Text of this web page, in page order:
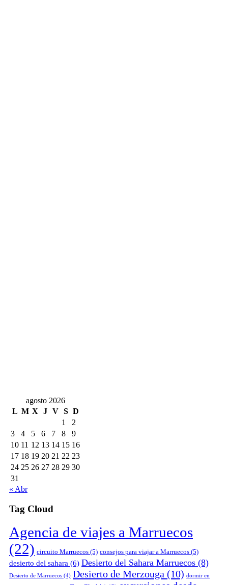
agosto 2026
L M X J V S D
1
2
3
4 5 6 7 8
9
10 11 12 13 14 15 16
17 18 19 20 21 22 23
24 25 26 27 28 29 30
31
« Abr
Tag Cloud
Agencia de viajes a Marruecos
(22) circuito Marruecos (5) consejos para viajar a Marruecos (5)
desierto del sahara (6) Desierto del Sahara Marruecos (8)
Desierto de Marruecos (4) Desierto de Merzouga (10) dormir en